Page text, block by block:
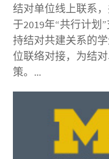
结对单位线上联系
于2019年“共行计划
持结对共建关系的
位联络对接，为结
策。...